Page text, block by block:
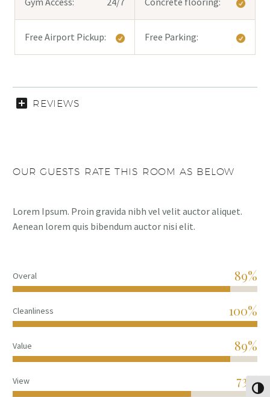
Free Airport Pickup: Free Parking:
REVIEWS
OUR GUESTS RATE THIS ROOM AS BELOW
Lorem Ipsum. Proin gravida nibh vel velit auctor aliquet.
Aenean lorem quis bibendum auctor nisi elit.
Overal 89%
Cleanliness 100%
Value 89%
View 73%